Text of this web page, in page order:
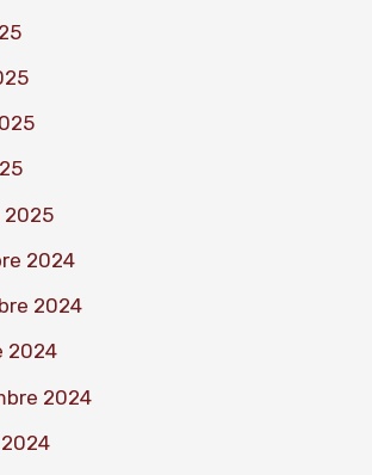
2025
2024
2024
2024
2024